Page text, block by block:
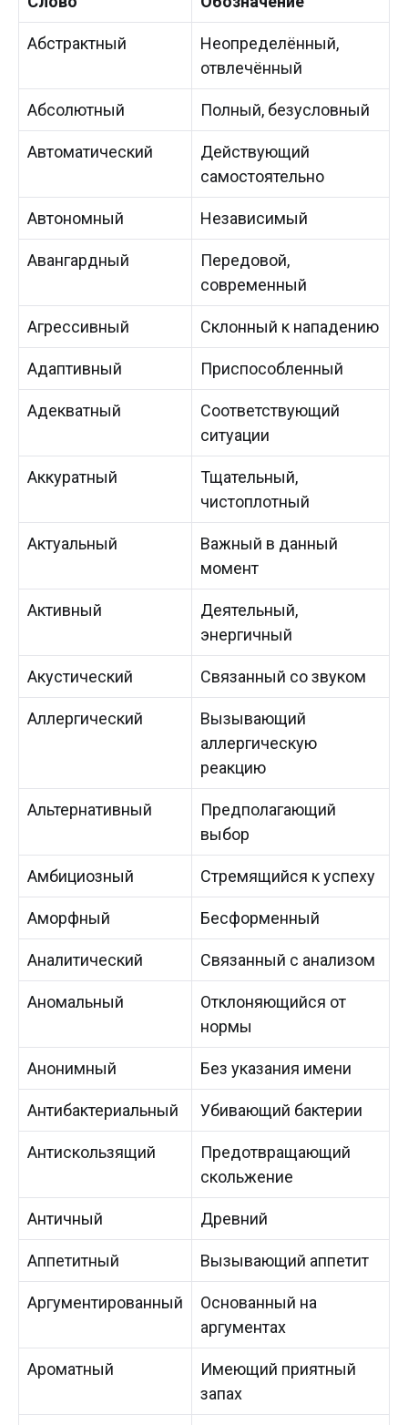
Абстрактный
Неопределённый,
отвлечённый
Абсолютный Полный, безусловный
Автоматический
Действующий
самостоятельно
Автономный Независимый
Авангардный
Передовой,
современный
Агрессивный Склонный к нападению
Адаптивный Приспособленный
Адекватный
Соответствующий
ситуации
Аккуратный
Тщательный,
чистоплотный
Актуальный
Важный в данный
момент
Активный
Деятельный,
энергичный
Акустический Связанный со звуком
Аллергический
Вызывающий
аллергическую
реакцию
Альтернативный
Предполагающий
выбор
Амбициозный Стремящийся к успеху
Аморфный Бесформенный
Аналитический Связанный с анализом
Аномальный
Отклоняющийся от
нормы
Анонимный Без указания имени
Антибактериальный Убивающий бактерии
Антискользящий
Предотвращающий
скольжение
Античный Древний
Аппетитный Вызывающий аппетит
Аргументированный
Основанный на
аргументах
Ароматный
Имеющий приятный
запах